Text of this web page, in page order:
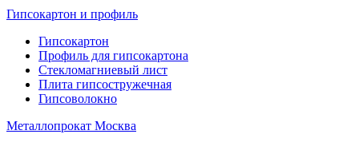
Гипсокартон и профиль
Гипсокартон
Профиль для гипсокартона
Стекломагниевый лист
Плита гипсостружечная
Гипсоволокно
Металлопрокат Москва